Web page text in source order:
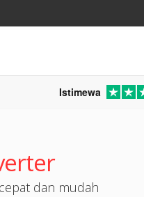
Istimewa
dan mudah